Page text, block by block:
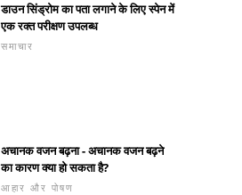
डाउन सिंड्रोम का पता लगाने के लिए स्पेन में
एक रक्त परीक्षण उपलब्ध
समाचार
अचानक वजन बढ़ना - अचानक वजन बढ़ने
का कारण क्या हो सकता है?
आहार और पोषण